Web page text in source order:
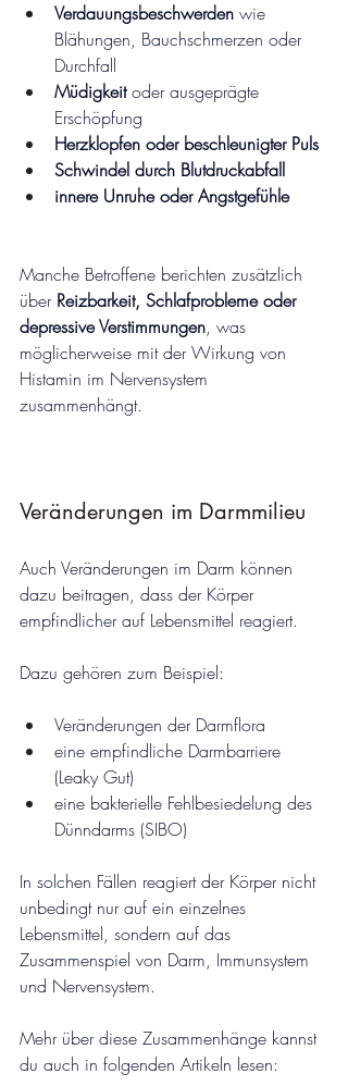
Verdauungsbeschwerden wie
Blähungen, Bauchschmerzen oder
Durchfall
Müdigkeit oder ausgeprägte
Erschöpfung
Herzklopfen oder beschleunigter Puls
Schwindel durch Blutdruckabfall
innere Unruhe oder Angstgefühle
Manche Betroffene berichten zusätzlich
über Reizbarkeit, Schlafprobleme oder
depressive Verstimmungen, was
möglicherweise mit der Wirkung von
Histamin im Nervensystem
zusammenhängt.
Veränderungen im Darmmilieu
Auch Veränderungen im Darm können
dazu beitragen, dass der Körper
empfindlicher auf Lebensmittel reagiert.
Dazu gehören zum Beispiel:
Veränderungen der Darmflora
eine empfindliche Darmbarriere
(Leaky Gut)
eine bakterielle Fehlbesiedelung des
Dünndarms (SIBO)
In solchen Fällen reagiert der Körper nicht
unbedingt nur auf ein einzelnes
Lebensmittel, sondern auf das
Zusammenspiel von Darm, Immunsystem
und Nervensystem.
Mehr über diese Zusammenhänge kannst
du auch in folgenden Artikeln lesen: